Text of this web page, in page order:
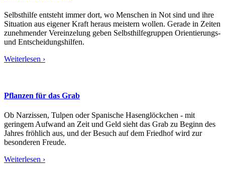
Selbsthilfe entsteht immer dort, wo Menschen in Not sind und ihre
Situation aus eigener Kraft heraus meistern wollen. Gerade in Zeiten
zunehmender Vereinzelung geben Selbsthilfegruppen Orientierungs-
und Entscheidungshilfen.
Weiterlesen ›
Pflanzen für das Grab
Ob Narzissen, Tulpen oder Spanische Hasenglöckchen - mit
geringem Aufwand an Zeit und Geld sieht das Grab zu Beginn des
Jahres fröhlich aus, und der Besuch auf dem Friedhof wird zur
besonderen Freude.
Weiterlesen ›